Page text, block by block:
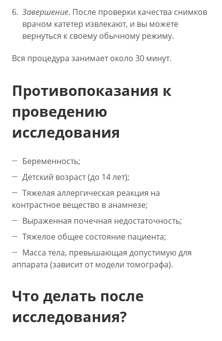
Завершение. После проверки качества снимков
врачом катетер извлекают, и вы можете
вернуться к своему обычному режиму.
Вся процедура занимает около 30 минут.
Противопоказания к
проведению
исследования
Беременность;
Детский возраст (до 14 лет);
Тяжелая аллергическая реакция на
контрастное вещество в анамнезе;
Выраженная почечная недостаточность;
Тяжелое общее состояние пациента;
Масса тела, превышающая допустимую для
аппарата (зависит от модели томографа).
Что делать после
исследования?